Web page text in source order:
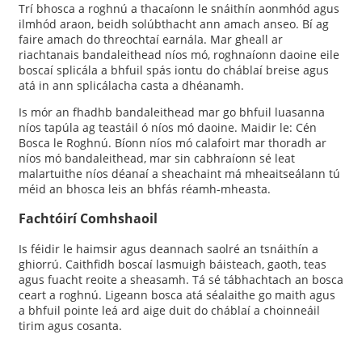
Trí bhosca a roghnú a thacaíonn le snáithín aonmhód agus
ilmhód araon, beidh solúbthacht ann amach anseo. Bí ag
faire amach do threochtaí earnála. Mar gheall ar
riachtanais bandaleithead níos mó, roghnaíonn daoine eile
boscaí splicála a bhfuil spás iontu do cháblaí breise agus
atá in ann splicálacha casta a dhéanamh.
Is mór an fhadhb bandaleithead mar go bhfuil luasanna
níos tapúla ag teastáil ó níos mó daoine. Maidir le: Cén
Bosca le Roghnú. Bíonn níos mó calafoirt mar thoradh ar
níos mó bandaleithead, mar sin cabhraíonn sé leat
malartuithe níos déanaí a sheachaint má mheaitseálann tú
méid an bhosca leis an bhfás réamh-mheasta.
Fachtóirí Comhshaoil
Is féidir le haimsir agus deannach saolré an tsnáithín a
ghiorrú. Caithfidh boscaí lasmuigh báisteach, gaoth, teas
agus fuacht reoite a sheasamh. Tá sé tábhachtach an bosca
ceart a roghnú. Ligeann bosca atá séalaithe go maith agus
a bhfuil pointe leá ard aige duit do cháblaí a choinneáil
tirim agus cosanta.